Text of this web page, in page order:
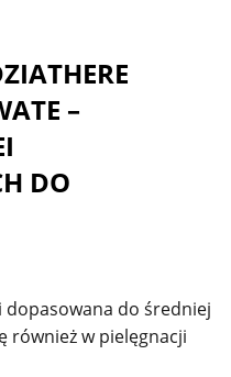
–
DO
do średniej
również w pielęgnacji